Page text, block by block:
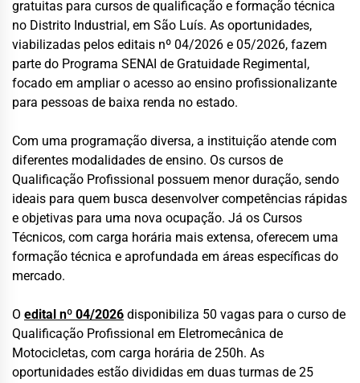
gratuitas para cursos de qualificação e formação técnica
no Distrito Industrial, em São Luís. As oportunidades,
viabilizadas pelos editais nº 04/2026 e 05/2026, fazem
parte do Programa SENAI de Gratuidade Regimental,
focado em ampliar o acesso ao ensino profissionalizante
para pessoas de baixa renda no estado.
Com uma programação diversa, a instituição atende com
diferentes modalidades de ensino. Os cursos de
Qualificação Profissional possuem menor duração, sendo
ideais para quem busca desenvolver competências rápidas
e objetivas para uma nova ocupação. Já os Cursos
Técnicos, com carga horária mais extensa, oferecem uma
formação técnica e aprofundada em áreas específicas do
mercado.
O edital nº 04/2026 disponibiliza 50 vagas para o curso de
Qualificação Profissional em Eletromecânica de
Motocicletas, com carga horária de 250h. As
oportunidades estão divididas em duas turmas de 25